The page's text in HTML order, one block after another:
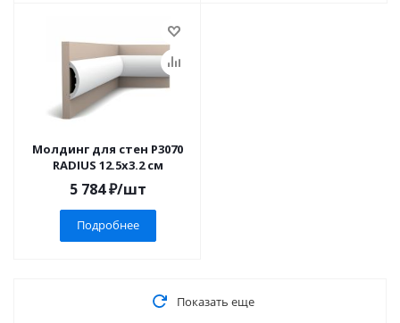
Молдинг для стен P3070
RADIUS 12.5x3.2 см
5 784₽/шт
Подробнее
Показать еще